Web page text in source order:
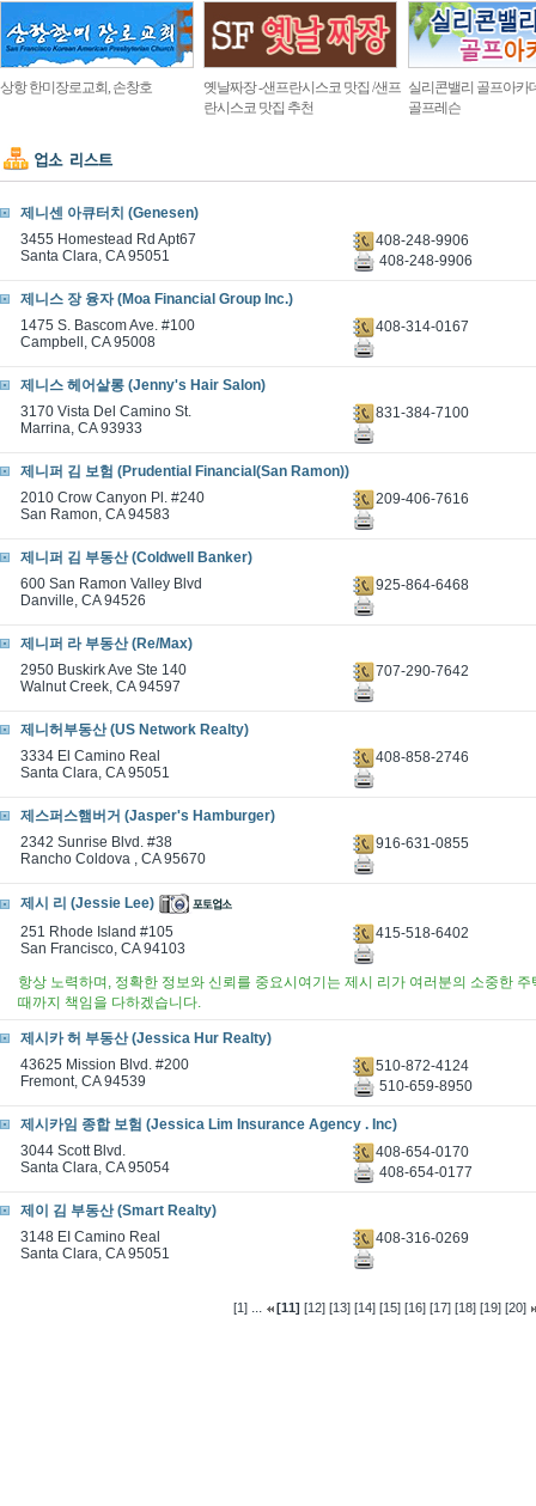
상항 한미장로교회, 손창호
옛날짜장 -샌프란시스코 맛집 /샌프
란시스코 맛집 추천
실리콘밸리 골프아카
골프레슨
제니센 아큐터치 (Genesen)
3455 Homestead Rd Apt67
Santa Clara, CA 95051
408-248-9906
408-248-9906
제니스 장 융자 (Moa Financial Group Inc.)
1475 S. Bascom Ave. #100
Campbell, CA 95008
408-314-0167
제니스 헤어살롱 (Jenny's Hair Salon)
3170 Vista Del Camino St.
Marrina, CA 93933
831-384-7100
제니퍼 김 보험 (Prudential Financial(San Ramon))
2010 Crow Canyon Pl. #240
San Ramon, CA 94583
209-406-7616
제니퍼 김 부동산 (Coldwell Banker)
600 San Ramon Valley Blvd
Danville, CA 94526
925-864-6468
제니퍼 라 부동산 (Re/Max)
2950 Buskirk Ave Ste 140
Walnut Creek, CA 94597
707-290-7642
제니허부동산 (US Network Realty)
3334 El Camino Real
Santa Clara, CA 95051
408-858-2746
제스퍼스햄버거 (Jasper's Hamburger)
2342 Sunrise Blvd. #38
Rancho Coldova , CA 95670
916-631-0855
제시 리 (Jessie Lee)
251 Rhode Island #105
San Francisco, CA 94103
415-518-6402
항상 노력하며, 정확한 정보와 신뢰를 중요시여기는 제시 리가 여러분의 소중한
때까지 책임을 다하겠습니다.
제시카 허 부동산 (Jessica Hur Realty)
43625 Mission Blvd. #200
Fremont, CA 94539
510-872-4124
510-659-8950
제시카임 종합 보험 (Jessica Lim Insurance Agency . Inc)
3044 Scott Blvd.
Santa Clara, CA 95054
408-654-0170
408-654-0177
제이 김 부동산 (Smart Realty)
3148 EI Camino Real
Santa Clara, CA 95051
408-316-0269
[1] ... [11] [12] [13] [14] [15] [16] [17] [18] [19] [20]